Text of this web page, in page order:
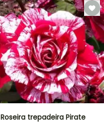
Roseira trepadeira Pirate